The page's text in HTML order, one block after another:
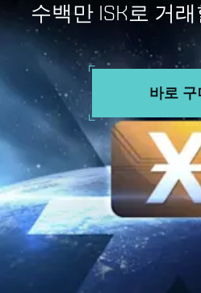
수백만 ISK로 거
바로 구